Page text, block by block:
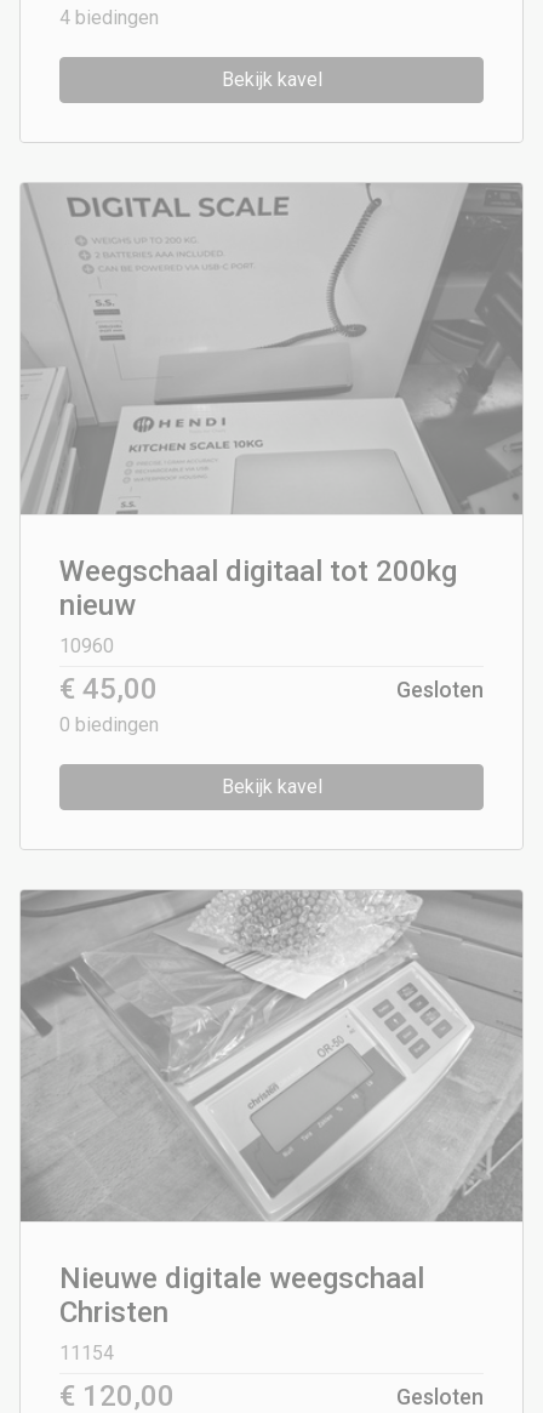
4 biedingen
Bekijk kavel
Weegschaal digitaal tot 200kg
nieuw
10960
€ 45,00
0 biedingen
Gesloten
Bekijk kavel
Nieuwe digitale weegschaal
Christen
11154
€ 120,00 Gesloten